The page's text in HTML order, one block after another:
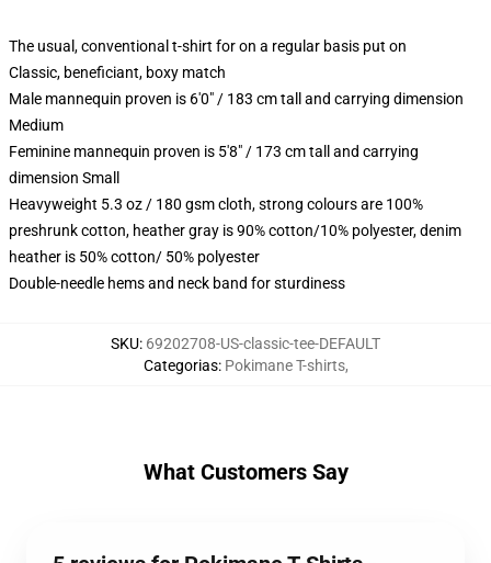
The usual, conventional t-shirt for on a regular basis put on
Classic, beneficiant, boxy match
Male mannequin proven is 6'0" / 183 cm tall and carrying dimension
Medium
Feminine mannequin proven is 5'8" / 173 cm tall and carrying
dimension Small
Heavyweight 5.3 oz / 180 gsm cloth, strong colours are 100%
preshrunk cotton, heather gray is 90% cotton/10% polyester, denim
heather is 50% cotton/ 50% polyester
Double-needle hems and neck band for sturdiness
SKU: 69202708-US-classic-tee-DEFAULT
Categorias: Pokimane T-shirts,
What Customers Say